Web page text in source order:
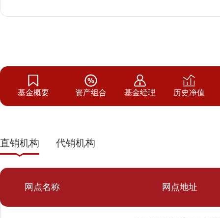
基金概要 资产组合 基金经理 历史净值
直销机构 代销机构
网点名称 网点地址